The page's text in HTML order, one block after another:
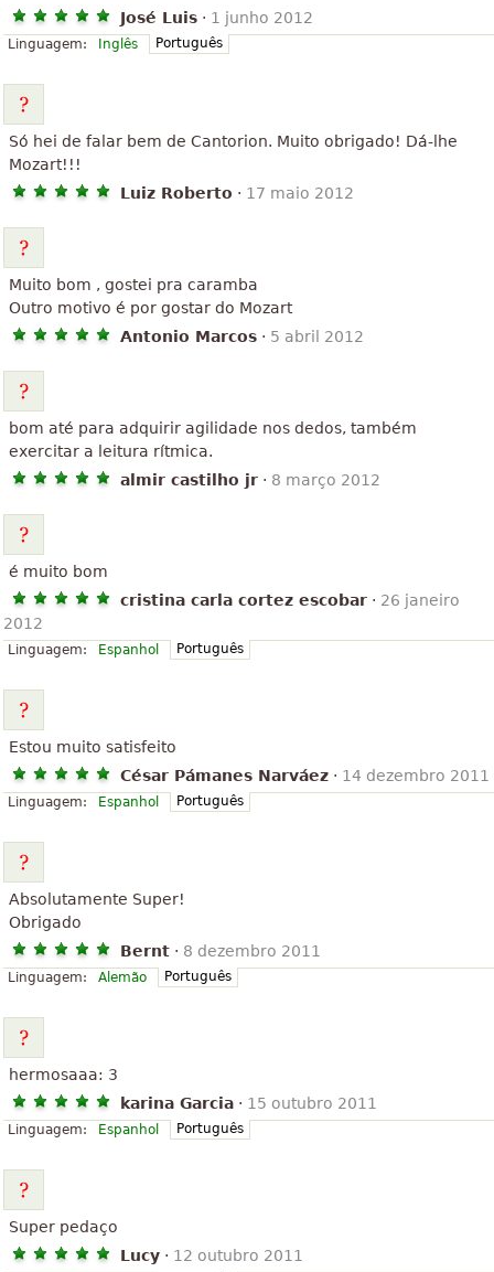
José Luis · 1 junho 2012
Linguagem: Inglês Português
Só hei de falar bem de Cantorion. Muito obrigado! Dá-lhe
Mozart!!!
Luiz Roberto · 17 maio 2012
Muito bom , gostei pra caramba
Outro motivo é por gostar do Mozart
Antonio Marcos · 5 abril 2012
bom até para adquirir agilidade nos dedos, também
exercitar a leitura rítmica.
almir castilho jr · 8 março 2012
é muito bom
cristina carla cortez escobar · 26 janeiro
2012
Linguagem: Espanhol Português
Estou muito satisfeito
César Pámanes Narváez · 14 dezembro 2011
Linguagem: Espanhol Português
Absolutamente Super!
Obrigado
Bernt · 8 dezembro 2011
Linguagem: Alemão Português
hermosaaa: 3
karina Garcia · 15 outubro 2011
Linguagem: Espanhol Português
Super pedaço
Lucy · 12 outubro 2011